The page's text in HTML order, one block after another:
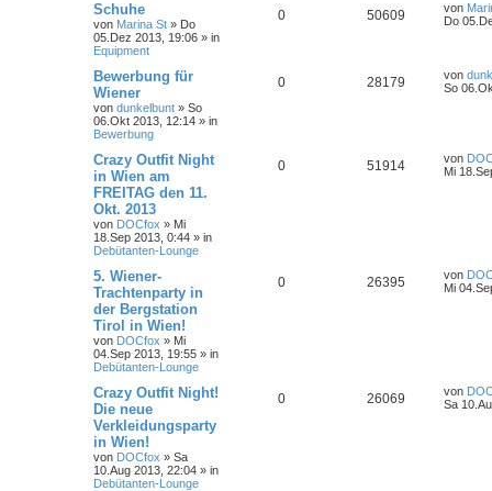
Schuhe
von Marina St » Do
05.Dez 2013, 19:06 » in
Equipment
0 50609 von
Do
Bewerbung für
Wiener
von dunkelbunt » So
06.Okt 2013, 12:14 » in
Bewerbung
0 28179 von
So
Crazy Outfit Night
in Wien am
FREITAG den 11.
Okt. 2013
von DOCfox » Mi
18.Sep 2013, 0:44 » in
Debütanten-Lounge
0 51914 von
Mi
5. Wiener-
Trachtenparty in
der Bergstation
Tirol in Wien!
von DOCfox » Mi
04.Sep 2013, 19:55 » in
Debütanten-Lounge
0 26395 von
Mi
Crazy Outfit Night!
Die neue
Verkleidungsparty
in Wien!
von DOCfox » Sa
10.Aug 2013, 22:04 » in
Debütanten-Lounge
0 26069 von
Sa